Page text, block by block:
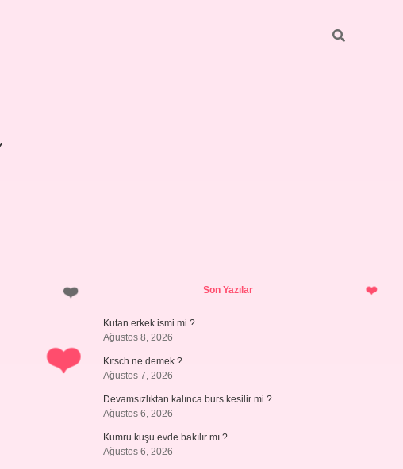
SidebarSon Yazılar
Kutan erkek ismi mi ?
Ağustos 8, 2026
Kıtsch ne demek ?
Ağustos 7, 2026
Devamsızlıktan kalınca burs kesilir mi ?
Ağustos 6, 2026
Kumru kuşu evde bakılır mı ?
Ağustos 6, 2026